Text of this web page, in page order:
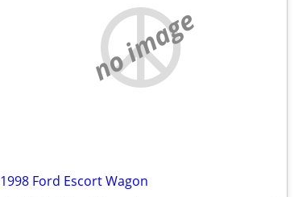
no image
1998 Ford Escort Wagon